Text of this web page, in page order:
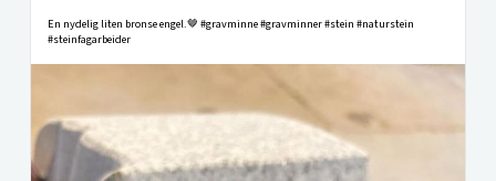
En nydelig liten bronse engel.🤎 #gravminne #gravminner #stein #naturstein
#steinfagarbeider